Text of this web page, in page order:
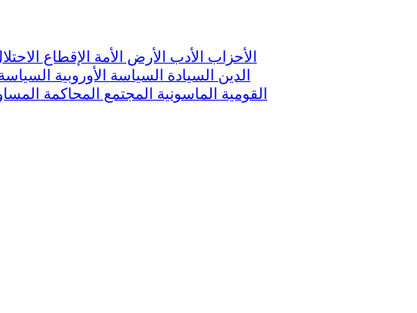
الأحزاب
الأدب الأرض الأمة الإقطاع
الدين
السيادة السياسة الأوروبية
القومية
الماسونية المجتمع المحاكمة